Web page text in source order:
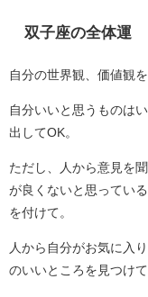
双子座の全体運
自分の世界観、価値観
自分いいと思うものは
出してOK。
ただし、人から意見を
が良くないと思ってい
を付けて。
人から自分がお気に入
のいいところを見つけて